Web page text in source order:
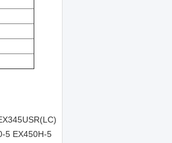
5 EX450H-5